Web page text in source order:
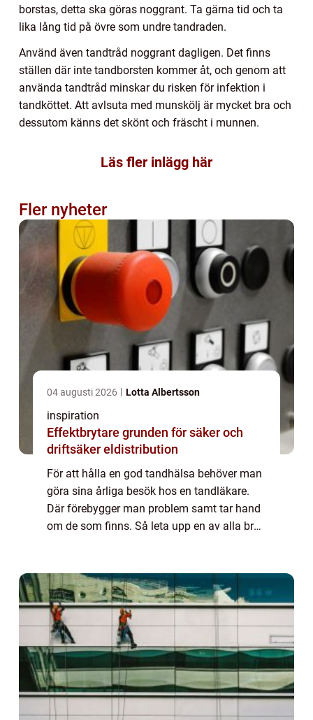
borstas, detta ska göras noggrant. Ta gärna tid och ta
lika lång tid på övre som undre tandraden.
Använd även tandtråd noggrant dagligen. Det finns
ställen där inte tandborsten kommer åt, och genom att
använda tandtråd minskar du risken för infektion i
tandköttet. Att avlsuta med munskölj är mycket bra och
dessutom känns det skönt och fräscht i munnen.
Läs fler inlägg här
Fler nyheter
04 augusti 2026 Lotta Albertsson
inspiration
Effektbrytare grunden för säker och
driftsäker eldistribution
För att hålla en god tandhälsa behöver man
göra sina årliga besök hos en tandläkare.
Där förebygger man problem samt tar hand
om de som finns. Så leta upp en av alla bra